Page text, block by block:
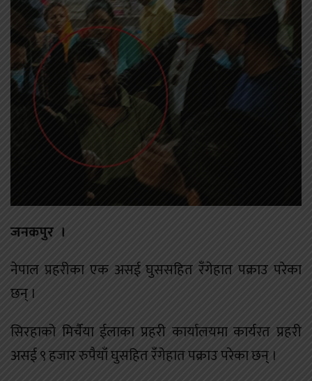
जनकपुर ।
नेपाल प्रहरीका एक असई घुससहित रँगेहात पक्राउ परेका
छन् ।
सिरहाको मिर्चैया ईलाका प्रहरी कार्यालयमा कार्यरत प्रहरी
असई ९ हजार रुपैयाँ घुसहित रँगेहात पक्राउ परेका छन् ।